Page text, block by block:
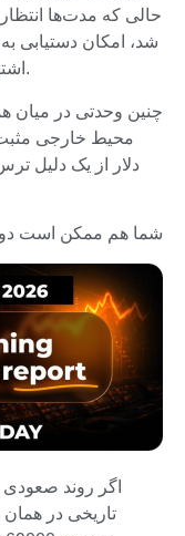
حالی که مدت‌ها
اشتهای ریسک را در بازارهای جهانی احیا کرد.
چنین وحدتی در میان
دلار از یک دلیل
شما هم ممکن است
اگر روند صعودی
تاریخی در همان